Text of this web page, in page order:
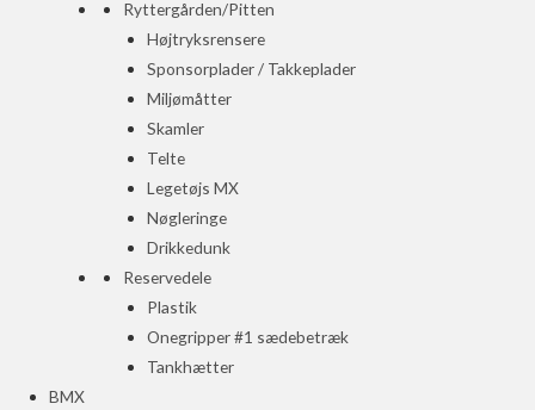
Ryttergården/Pitten
Højtryksrensere
Sponsorplader / Takkeplader
Miljømåtter
Skamler
Telte
Legetøjs MX
Nøgleringe
Drikkedunk
Reservedele
Plastik
Onegripper #1 sædebetræk
Tankhætter
BMX